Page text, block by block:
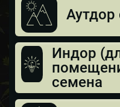
Аутдор
Индор
семена